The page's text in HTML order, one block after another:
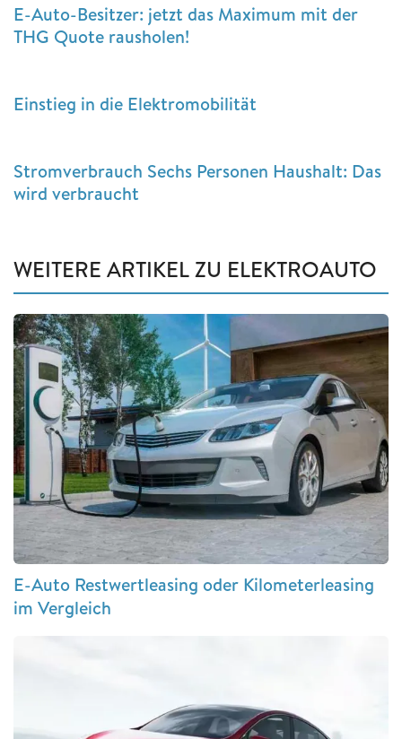
E-Auto-Besitzer: jetzt das Maximum mit der
THG Quote rausholen!
Einstieg in die Elektromobilität
Stromverbrauch Sechs Personen Haushalt: Das
wird verbraucht
WEITERE ARTIKEL ZU ELEKTROAUTO
E-Auto Restwertleasing oder Kilometerleasing
im Vergleich